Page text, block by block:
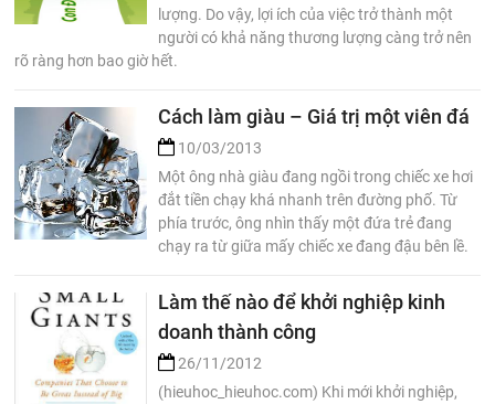
lượng. Do vậy, lợi ích của việc trở thành một
người có khả năng thương lượng càng trở nên
rõ ràng hơn bao giờ hết.
Cách làm giàu – Giá trị một viên đá
10/03/2013
Một ông nhà giàu đang ngồi trong chiếc xe hơi
đắt tiền chạy khá nhanh trên đường phố. Từ
phía trước, ông nhìn thấy một đứa trẻ đang
chạy ra từ giữa mấy chiếc xe đang đậu bên lề.
Làm thế nào để khởi nghiệp kinh
doanh thành công
26/11/2012
(hieuhoc_hieuhoc.com) Khi mới khởi nghiệp,